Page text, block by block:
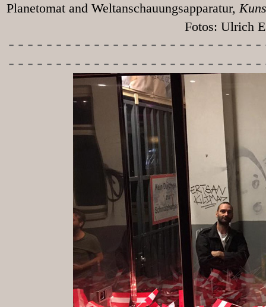
Planetomat and Weltanschauungsapparatur,
Fotos: Ulrich
-----------